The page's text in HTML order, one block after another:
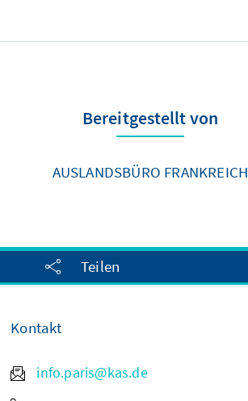
Bereitgestellt von
AUSLANDSBÜRO FRANKREICH
Teilen
Kontakt
info.paris@kas.de